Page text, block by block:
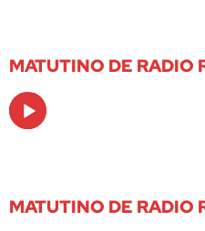
MATUTINO DE RADIO
Audio
Player
MATUTINO DE RADIO